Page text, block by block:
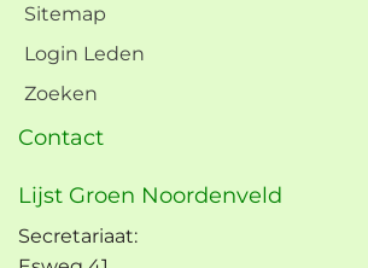
Sitemap
Login Leden
Zoeken
Contact
Lijst Groen Noordenveld
Secretariaat: